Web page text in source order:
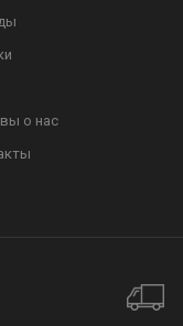
о нас